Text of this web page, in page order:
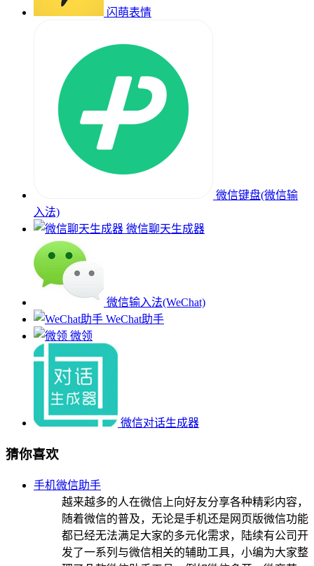
闪萌表情
微信键盘(微信输
入法)
微信聊天生成器
微信输入法(WeChat)
WeChat助手
微领
微信对话生成器
猜你喜欢
手机微信助手
越来越多的人在微信上向好友分享各种精彩内容，
随着微信的普及，无论是手机还是网页版微信功能
都已经无法满足大家的多元化需求，陆续有公司开
发了一系列与微信相关的辅助工具，小编为大家整